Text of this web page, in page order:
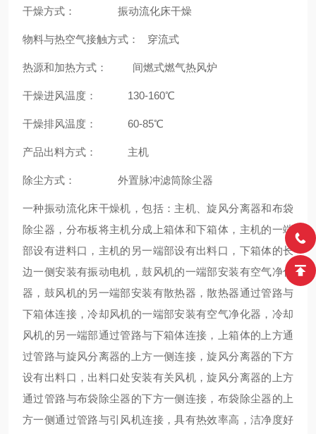
干燥方式： 振动流化床干燥
物料与热空气接触方式： 穿流式
热源和加热方式： 间燃式燃气热风炉
干燥进风温度： 130-160℃
干燥排风温度： 60-85℃
产品出料方式： 主机
除尘方式： 外置脉冲滤筒除尘器
一种振动流化床干燥机，包括：主机、旋风分离器和布袋
除尘器，分布板将主机分成上箱体和下箱体，主机的一端
部设有进料口，主机的另一端部设有出料口，下箱体的长
边一侧安装有振动电机，鼓风机的一端部安装有空气净化
器，鼓风机的另一端部安装有散热器，散热器通过管路与
下箱体连接，冷却风机的一端部安装有空气净化器，冷却
风机的另一端部通过管路与下箱体连接，上箱体的上方通
过管路与旋风分离器的上方一侧连接，旋风分离器的下方
设有出料口，出料口处安装有关风机，旋风分离器的上方
通过管路与布袋除尘器的下方一侧连接，布袋除尘器的上
方一侧通过管路与引风机连接，具有热效率高，洁净度好